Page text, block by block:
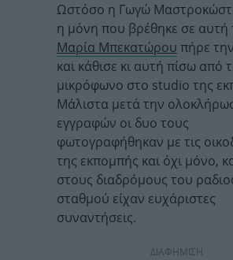
Ωστόσο η Γωγώ
η μόνη που βρέθηκε σε αυτή
Μαρία Μπεκατώρου πήρε
και κάθισε κι αυτή πίσω από
μικρόφωνο στο studio της
Μάλιστα μετά την
εγγραφών οι δυο τους
φωτογραφήθηκαν με τις
της εκπομπής και όχι μόνο,
στους διαδρόμους του
σταθμού είχαν ευχάριστες
συναντήσεις.
ΔΙΑΦΗΜΙΣΗ